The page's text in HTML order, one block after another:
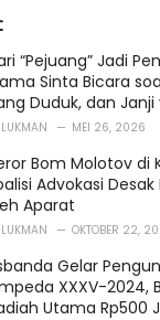
“Pejuang” Jadi
Sinta Bicara
Duduk, dan
LUKMAN MEI 26, 2026
Bom Molotov di
Advokasi
Aparat
LUKMAN OKTOBER 22,
Gelar
XXXV-2024,
Utama Rp500